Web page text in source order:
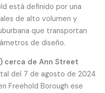
está definido por una
de alto volumen y
que transportan
de diseño.
cerca de Ann Street
del 7 de agosto de 2024
Freehold Borough ese